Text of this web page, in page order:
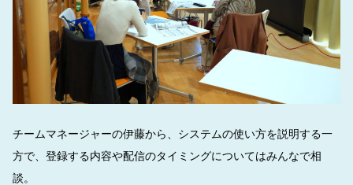
チームマネージャーの伊藤から、システムの使い方を説明する一
方で、登録する内容や配信のタイミングについてはみんなで相
談。